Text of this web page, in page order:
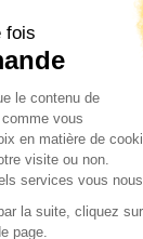
l’Espagne de